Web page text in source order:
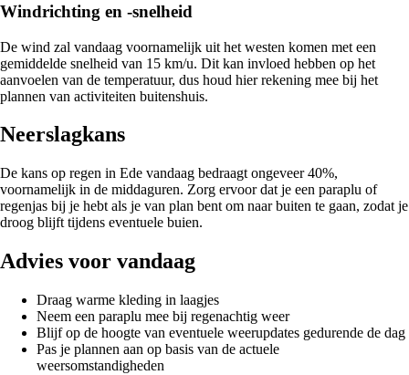
Windrichting en -snelheid
De wind zal vandaag voornamelijk uit het westen komen met een
gemiddelde snelheid van 15 km/u. Dit kan invloed hebben op het
aanvoelen van de temperatuur, dus houd hier rekening mee bij het
plannen van activiteiten buitenshuis.
Neerslagkans
De kans op regen in Ede vandaag bedraagt ongeveer 40%,
voornamelijk in de middaguren. Zorg ervoor dat je een paraplu of
regenjas bij je hebt als je van plan bent om naar buiten te gaan, zodat je
droog blijft tijdens eventuele buien.
Advies voor vandaag
Draag warme kleding in laagjes
Neem een paraplu mee bij regenachtig weer
Blijf op de hoogte van eventuele weerupdates gedurende de dag
Pas je plannen aan op basis van de actuele
weersomstandigheden